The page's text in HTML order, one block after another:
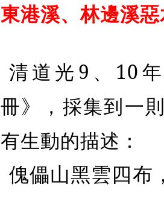
東港溪、林邊溪
清道光9、10
冊》，採集到一
有生動的描述：
傀儡山黑雲四布